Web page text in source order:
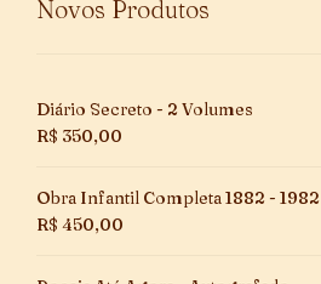
Novos Produtos
Diário Secreto - 2 Volumes
R$ 350,00
Obra Infantil Completa 1882 - 1982
R$ 450,00